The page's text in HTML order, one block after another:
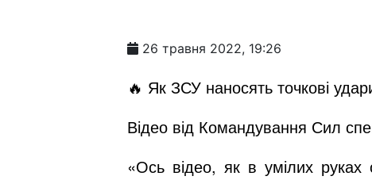
26 травня 2022, 19:26
🔥 Як ЗСУ наносять точкові
Відео від Командування Сил
«Ось відео, як в умілих